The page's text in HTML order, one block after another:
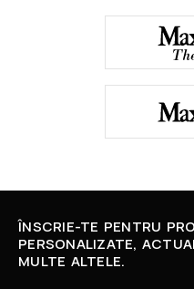
ÎNSCRIE-TE PENTRU
PERSONALIZATE,
MULTE ALTELE.